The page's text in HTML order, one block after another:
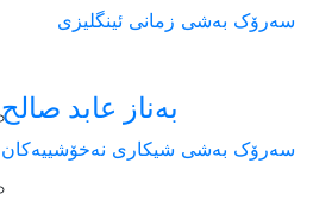
سەرۆک بەشی زمانی ئینگلیزی
بەناز عابد صالح
سەرۆک بەشی شیکاری نەخۆشییەکان